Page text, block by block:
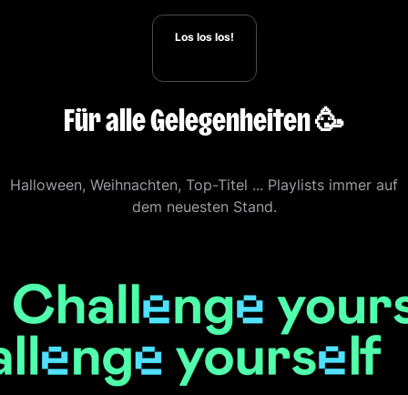
Los los los!
Für alle Gelegenheiten 🥳
Halloween, Weihnachten, Top-Titel ... Playlists immer auf
dem neuesten Stand.